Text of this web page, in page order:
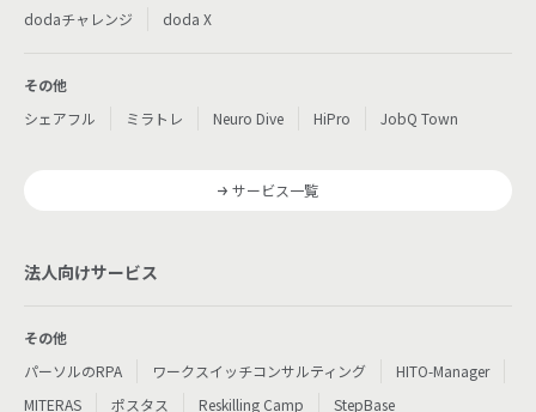
dodaチャレンジ
doda X
その他
シェアフル
ミラトレ Neuro Dive HiPro JobQ Town
サービス一覧
法人向けサービス
その他
パーソルのRPA
ワークスイッチコンサルティング
HITO-Manager
MITERAS
ポスタス Reskilling Camp StepBase